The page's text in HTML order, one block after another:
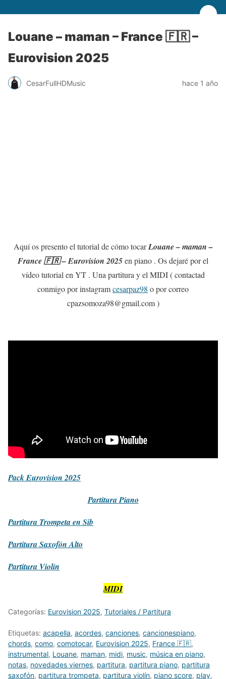
Louane – maman – France 🇫🇷 –
Eurovision 2025
CesarFullHDMusic hace 1 año
Aquí os presento el tutorial de cómo tocarLouane – maman –
France 🇫🇷 – Eurovision 2025en piano . Os dejaré por el
vídeo tutorial en YT . Una partitura y el MIDI ( contactad
conmigo por instagramcesarpaz98 o por correo
cpazsomoza98@gmail.com )
Pack Eurovision 2025
PartituraPiano
Partitura Trompeta en Sib
PartituraSaxofón Alto
Partitura Violín
MIDI
Categorías: Eurovision 2025, Tutoriales / Partitura
Etiquetas: acapella, acordes, canciones, cancionespiano,
chords, como, comotocar, Eurovision 2025, France 🇫🇷,
instrumental, Louane, maman, midi, music, música en piano,
notas, novedades viernes, partitura, partitura piano, partitura
saxofón, partitura trompeta, partitura violín, piano score, play,